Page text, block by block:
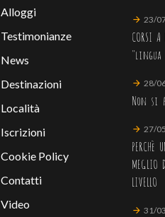
23/
CORSI
"lingua
28/
Non si
27/
PERCHè
MEGLIO
LIVELLO
31/
Alloggi
Testimonianze
News
Destinazioni
Località
Iscrizioni
Cookie Policy
Contatti
Video